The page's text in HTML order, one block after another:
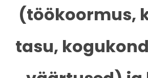
(töökoormus,
tasu,